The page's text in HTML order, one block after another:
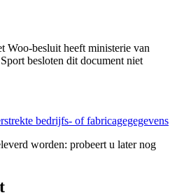
Woo-besluit heeft ministerie van
besloten dit document niet
bedrijfs- of fabricagegegevens
worden: probeert u later nog